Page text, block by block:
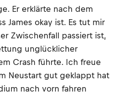
Er erklärte nach dem
James okay ist. Es tut mir
Zwischenfall passiert ist,
unglücklicher
Crash führte. Ich freue
Neustart gut geklappt hat
nach vorn fahren